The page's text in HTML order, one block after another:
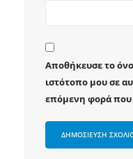
Αποθήκευσε το
ιστότοπο μου σε
επόμενη φορά που